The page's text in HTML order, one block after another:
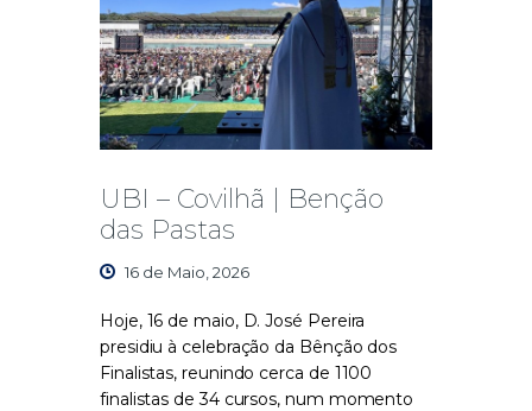
UBI – Covilhã | Benção
das Pastas
16 de Maio, 2026
Hoje, 16 de maio, D. José Pereira
presidiu à celebração da Bênção dos
Finalistas, reunindo cerca de 1100
finalistas de 34 cursos, num momento